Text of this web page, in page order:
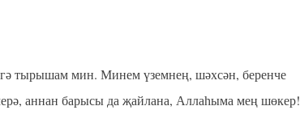
тырышам мин. Минем үземнең, шәхсән, беренче
аннан барысы да җайлана, Аллаһыма мең шөкер!